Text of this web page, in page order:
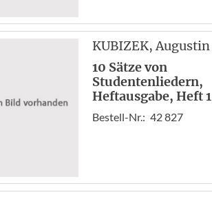
KUBIZEK, Augustin
10 Sätze von
Studentenliedern,
Heftausgabe, Heft 1
Bestell-Nr.: 42 827